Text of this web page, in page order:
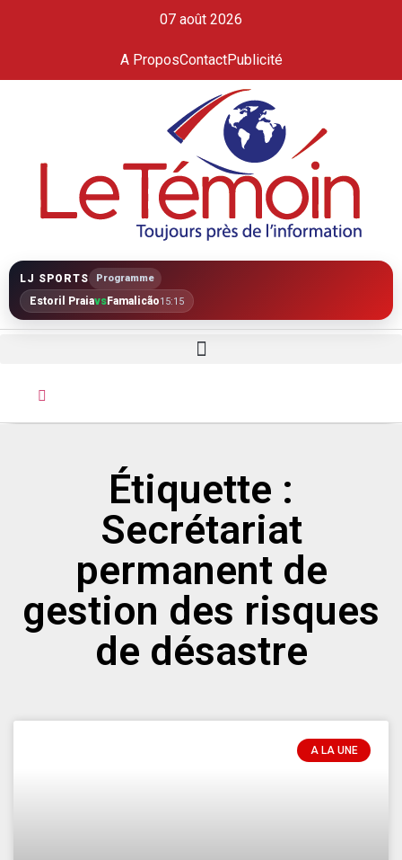
07 août 2026
A ProposContactPublicité
LJ SPORTS Programme
Estoril PraiavsFamalicão15:15
Étiquette :
Secrétariat
permanent de
gestion des risques
de désastre
A LA UNE